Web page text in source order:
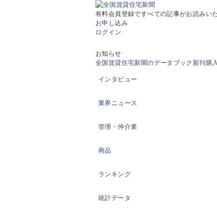
有料会員登録ですべての記事がお読みい
お申し込み
ログイン
お知らせ
全国賃貸住宅新聞のデータブック新刊購
インタビュー
業界ニュース
管理・仲介業
商品
ランキング
統計データ